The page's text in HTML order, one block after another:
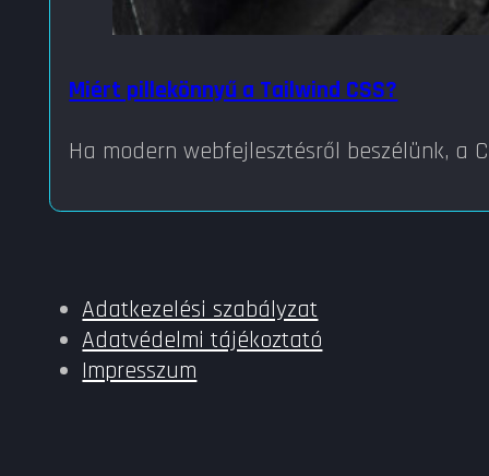
Miért pillekönnyű a Tailwind CSS?
Ha modern webfejlesztésről beszélünk, a
Adatkezelési szabályzat
Adatvédelmi tájékoztató
Impresszum